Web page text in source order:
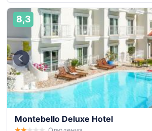
8,3
Montebello Deluxe Hotel